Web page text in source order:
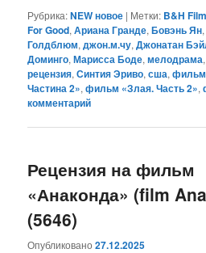
Рубрика:NEW новое | Метки: B&H
For Good,Ариана Гранде,Бовэнь Ян
Голдблюм,джон.м.чу,Джонатан
Доминго,Марисса Боде,мелодрама
рецензия,Синтия Эриво,сша,фильм
Частина 2»,фильм «Злая. Часть 2»,
комментарий
Рецензия на фильм
«Анаконда» (film
(5646)
Опубликовано27.12.2025